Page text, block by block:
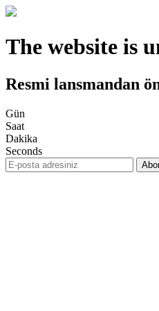
The website is
Resmi lansmandan
Gün
Saat
Dakika
Seconds